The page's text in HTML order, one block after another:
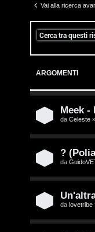
Vai alla ricerca
ARGOMENTI
Meek
da Celeste
?
da
da lovetribe